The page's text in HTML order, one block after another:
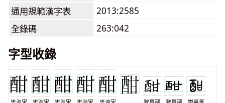
通用規範漢字表
2013:2585
全錄碼
263:042
字型收錄